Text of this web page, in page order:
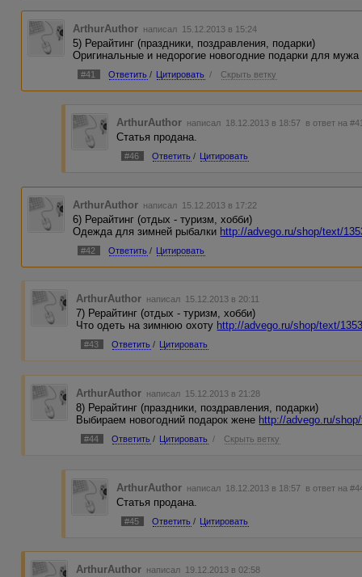
ArthurAuthor написал 15.12.2013 в 15:24
5) Рерайтинг (праздники, поздравления, подарки)
Оригинальные и недорогие новогодние подарки для мужа
#41 Ответить / Цитировать / Скрыть ветку
ArthurAuthor написал 18.12.2013 в 18:57 в ответ на
Статья продана.
#46 Ответить / Цитировать
ArthurAuthor написал 15.12.2013 в 17:22
6) Рерайтинг (отдых - туризм, хобби)
Одежда для зимней рыбалки http://advego.ru/shop/text/
#42 Ответить / Цитировать
ArthurAuthor написал 15.12.2013 в 20:11
7) Рерайтинг (отдых - туризм, хобби)
Что одеть на зимнюю охоту http://advego.ru/shop/text/
#43 Ответить / Цитировать
ArthurAuthor написал 15.12.2013 в 21:28
8) Рерайтинг (праздники, поздравления, подарки)
Выбираем новогодний подарок жене http://advego.ru/
#44 Ответить / Цитировать / Скрыть ветку
ArthurAuthor написал 18.12.2013 в 18:57 в ответ на
Статья продана.
#45 Ответить / Цитировать
ArthurAuthor написал 19.12.2013 в 02:58